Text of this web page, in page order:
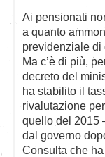
Ai pensionati
a quanto
previdenziale di
Ma c’è di più,
decreto del
ha stabilito il
rivalutazione
quello del 2015
dal governo
Consulta che